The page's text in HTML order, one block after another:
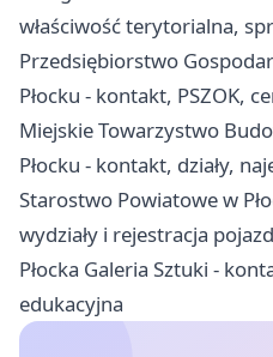
właściwość terytorialna,
Przedsiębiorstwo
Płocku - kontakt, PSZOK,
Miejskie Towarzystwo
Płocku - kontakt, działy,
Starostwo Powiatowe w
wydziały i rejestracja
Płocka Galeria Sztuki -
edukacyjna